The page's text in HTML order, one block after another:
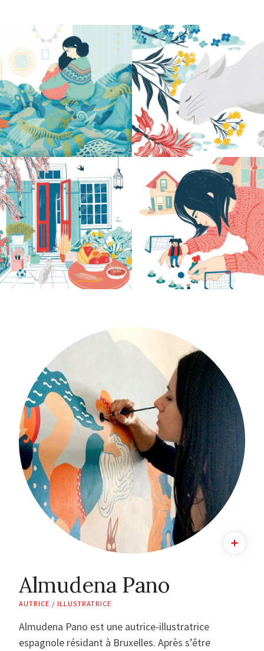
Almudena Pano
AUTRICE / ILLUSTRATRICE
Almudena Pano est une autrice-illustratrice
espagnole résidant à Bruxelles. Après s’être